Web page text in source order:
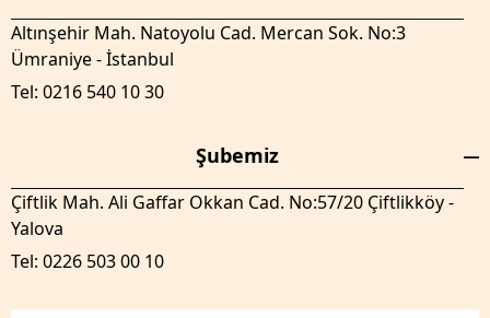
Altınşehir Mah. Natoyolu Cad. Mercan Sok. No:3
Ümraniye - İstanbul
Tel: 0216 540 10 30
Şubemiz
Çiftlik Mah. Ali Gaffar Okkan Cad. No:57/20 Çiftlikköy -
Yalova
Tel: 0226 503 00 10